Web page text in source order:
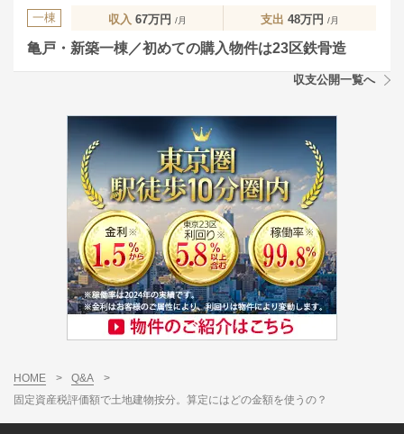
一棟 収入 67万円 /月 支出 48万円 /月
亀戸・新築一棟／初めての購入物件は23区鉄骨造
収支公開一覧へ
HOME > Q&A
>
固定資産税評価額で土地建物按分。算定にはどの金額を使うの？